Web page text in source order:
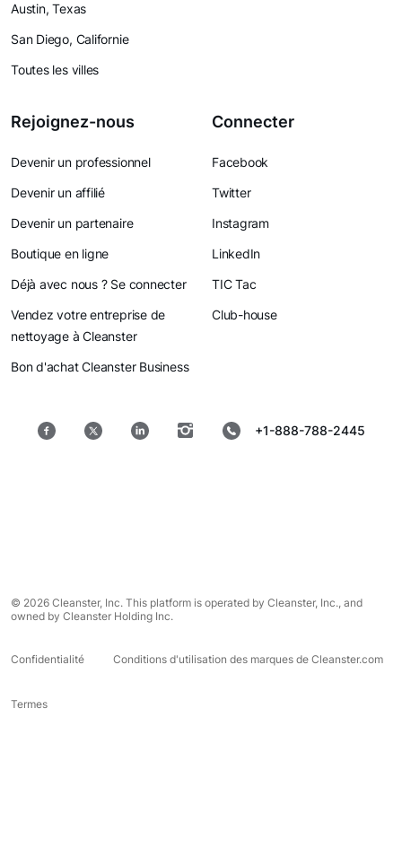
Austin, Texas
San Diego, Californie
Toutes les villes
Rejoignez-nous
Devenir un professionnel
Devenir un affilié
Devenir un partenaire
Boutique en ligne
Déjà avec nous ? Se connecter
Vendez votre entreprise de
nettoyage à Cleanster
Bon d'achat Cleanster Business
Connecter
Facebook
Twitter
Instagram
LinkedIn
TIC Tac
Club-house
+1-888-788-2445
© 2026 Cleanster, Inc. This platform is operated by Cleanster, Inc., and
owned by Cleanster Holding Inc.
Confidentialité Conditions d'utilisation des marques de Cleanster.com
Termes